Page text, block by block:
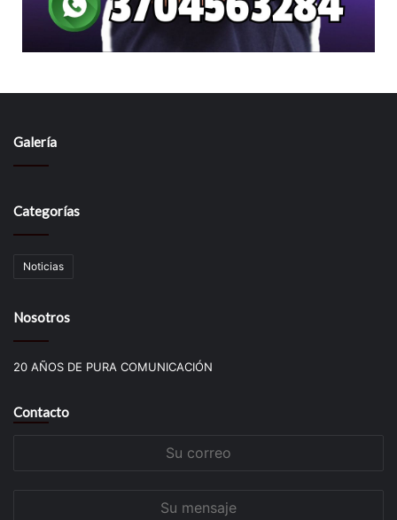
Galería
Categorías
Noticias
Nosotros
20 AÑOS DE PURA COMUNICACIÓN
Contacto